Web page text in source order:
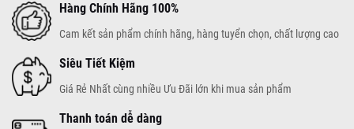
Hàng Chính Hãng 100%
Cam kết sản phẩm chính hãng, hàng tuyển chọn, chất lượng cao
Siêu Tiết Kiệm
Giá Rẻ Nhất cùng nhiều Ưu Đãi lớn khi mua sản phẩm
Thanh toán dễ dàng